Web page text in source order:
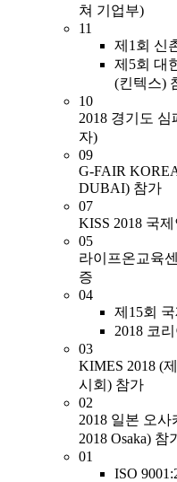
쳐 기업부)
11
제1회 신
제5회 대
(킨텍스)
10
2018 경기도
자)
09
G-FAIR
DUBAI) 참가
07
KISS 2018 국
05
라이프온교육
증
04
제15회
2018 코
03
KIMES 2018 (
시회) 참가
02
2018 일본 오사
2018 Osaka) 참
01
ISO